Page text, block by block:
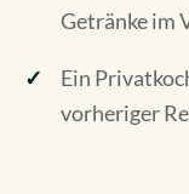
Getränke im
Ein
vorheriger